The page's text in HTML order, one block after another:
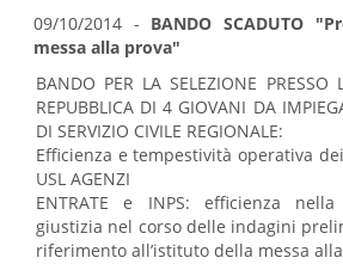
09/10/2014 - BANDO SCADUTO
messa alla prova"
BANDO PER LA SELEZIONE PRESSO
REPUBBLICA DI 4 GIOVANI DA
DI SERVIZIO CIVILE REGIONALE:
Efficienza e tempestività operativa
USL AGENZI
ENTRATE e INPS: efficienza
giustizia nel corso delle indagini
riferimento all’istituto della messa